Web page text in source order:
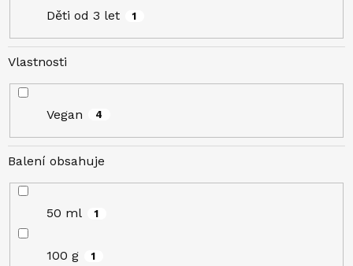
Děti od 3 let 1
Vlastnosti
Vegan 4
Balení obsahuje
50 ml 1
100 g 1